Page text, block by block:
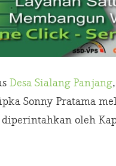
Desa Sialang Panjang,
Sonny Pratama
oleh